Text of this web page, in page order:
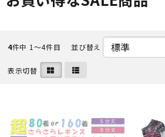
meeting_room ログイン
4件中 1〜4件目 並び替え
表示切替